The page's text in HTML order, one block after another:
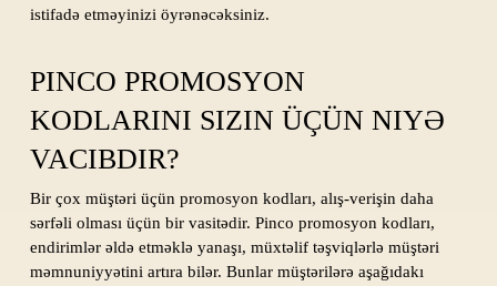
istifadə etməyinizi öyrənəcəksiniz.
PINCO PROMOSYON
KODLARINI SIZIN ÜÇÜN NIYƏ
VACIBDIR?
Bir çox müştəri üçün promosyon kodları, alış-verişin daha
sərfəli olması üçün bir vasitədir. Pinco promosyon kodları,
endirimlər əldə etməklə yanaşı, müxtəlif təşviqlərlə müştəri
məmnuniyyətini artıra bilər. Bunlar müştərilərə aşağıdakı